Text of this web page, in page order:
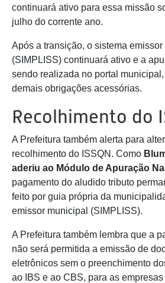
continuará ativo para essa missão
julho do corrente ano.
Após a transição, o sistema emissor
(SIMPLISS) continuará ativo e a
sendo realizada no portal
demais obrigações acessórias.
Recolhimento do
A Prefeitura também alerta para
recolhimento do ISSQN. Como
aderiu ao Módulo de Apuração
pagamento do aludido tributo
feito por guia própria da
emissor municipal (SIMPLISS).
A Prefeitura também lembra que a
não será permitida a emissão de
eletrônicos sem o preenchimento
ao IBS e ao CBS, para as